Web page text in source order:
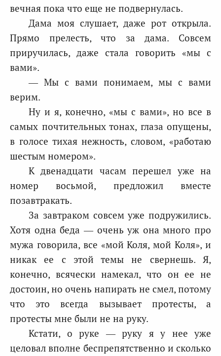
вечная пока что еще не подвернулась.
Дама моя слушает, даже рот открыла.
Прямо прелесть, что за дама. Совсем
приручилась, даже стала говорить «мы с
вами».
— Мы с вами понимаем, мы с вами
верим.
Ну и я, конечно, «мы с вами», но все в
самых почтительных тонах, глаза опущены,
в голосе тихая нежность, словом, «работаю
шестым номером».
К двенадцати часам перешел уже на
номер восьмой, предложил вместе
позавтракать.
За завтраком совсем уже подружились.
Хотя одна беда — очень уж она много про
мужа говорила, все «мой Коля, мой Коля», и
никак ее с этой темы не свернешь. Я,
конечно, всячески намекал, что он ее не
достоин, но очень напирать не смел, потому
что это всегда вызывает протесты, а
протесты мне были не на руку.
Кстати, о руке — руку я у нее уже
целовал вполне беспрепятственно и сколько